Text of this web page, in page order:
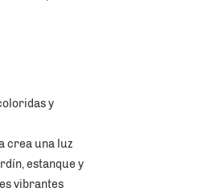
y
crea una luz
estanque y
vibrantes